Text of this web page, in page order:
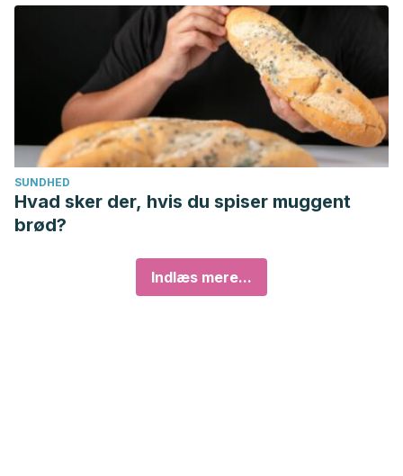
SUNDHED
Hvad sker der, hvis du spiser muggent
brød?
Indlæs mere...